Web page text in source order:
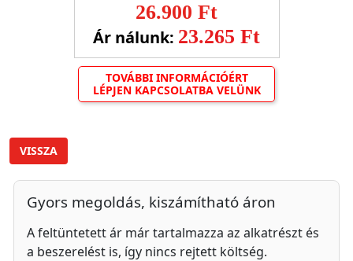
26.900 Ft
Ár nálunk: 23.265 Ft
TOVÁBBI INFORMÁCIÓÉRT
LÉPJEN KAPCSOLATBA VELÜNK
VISSZA
Gyors megoldás, kiszámítható áron
A feltüntetett ár már tartalmazza az alkatrészt és
a beszerelést is, így nincs rejtett költség.